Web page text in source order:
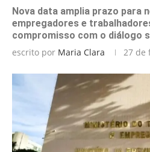
Nova data amplia prazo para
empregadores e
compromisso com o diálogo
escrito por Maria Clara 27 de